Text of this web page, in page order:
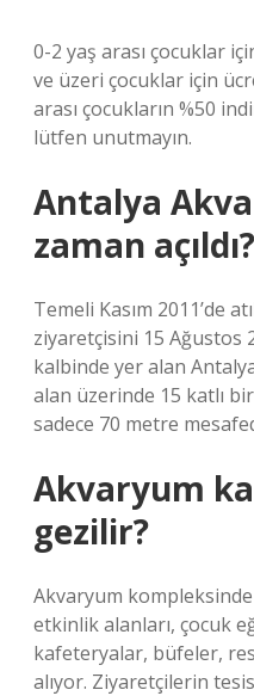
0-2 yaş arası çocuklar
ve üzeri çocuklar için
arası çocukların %50
lütfen unutmayın.
Antalya
zaman açıldı?
Temeli Kasım 2011’de
ziyaretçisini 15 Ağustos
kalbinde yer alan
alan üzerinde 15 katlı
sadece 70 metre
Akvaryum
gezilir?
Akvaryum
etkinlik alanları, çocuk
kafeteryalar, büfeler,
alıyor. Ziyaretçilerin